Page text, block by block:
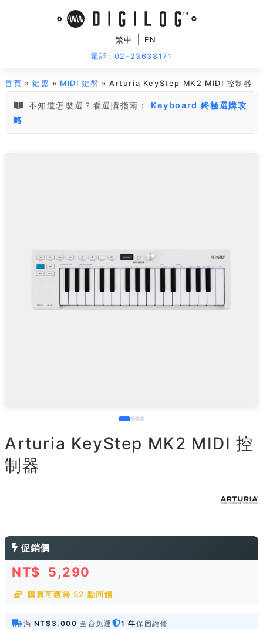
繁中
EN
電話: 02-23638171
首頁 »鍵盤 » MIDI 鍵盤 » Arturia KeyStep MK2 MIDI 控制器
不知道怎麼選？看選購指南：
Keyboard 終極選購攻
略
Arturia KeyStep MK2 MIDI 控
制器
促銷價
NT$ 5,290
購買可獲得 52 點回饋
滿 NT$3,000 全台免運 1 年保固維修